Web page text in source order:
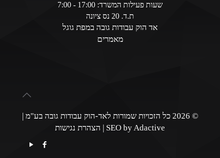
שעות פעילות המשרד: 17:00 - 7:00
ת.ד. 20 נס ציונה
אד הוק עבודות גובה במפת גוגל
מאמרים
© 2026 כל הזכויות שמורות לאד-הוק עבודות גובה בע"מ |
SEO by Adactive
הצהרת נגישות